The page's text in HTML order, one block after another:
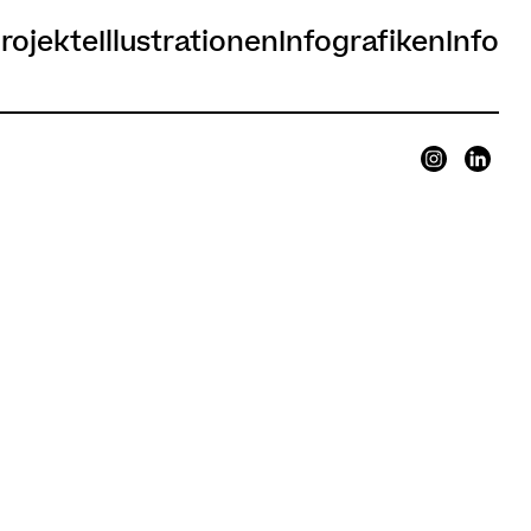
IllustrationenInfografikenInfo